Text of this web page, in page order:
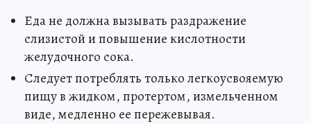
Еда не должна вызывать раздражение
слизистой и повышение кислотности
желудочного сока.
Следует потреблять только легкоусвояемую
пищу в жидком, протертом, измельченном
виде, медленно ее пережевывая.